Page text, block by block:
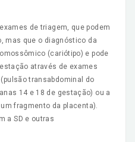
de triagem, que podem
mas que o diagnóstico da
(cariótipo) e pode
através de exames
transabdominal do
14 e 18 de gestação) ou a
fragmento da placenta).
a SD e outras